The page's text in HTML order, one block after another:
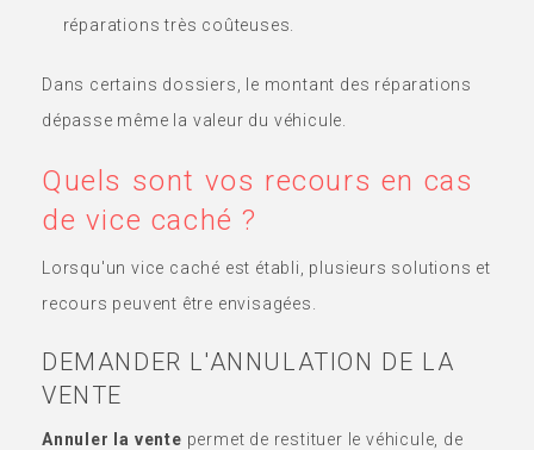
réparations très coûteuses.
Dans certains dossiers, le montant des réparations
dépasse même la valeur du véhicule.
Quels sont vos recours en cas
de vice caché ?
Lorsqu'un vice caché est établi, plusieurs solutions et
recours peuvent être envisagées.
DEMANDER L'ANNULATION DE LA
VENTE
Annuler la vente permet de restituer le véhicule, de